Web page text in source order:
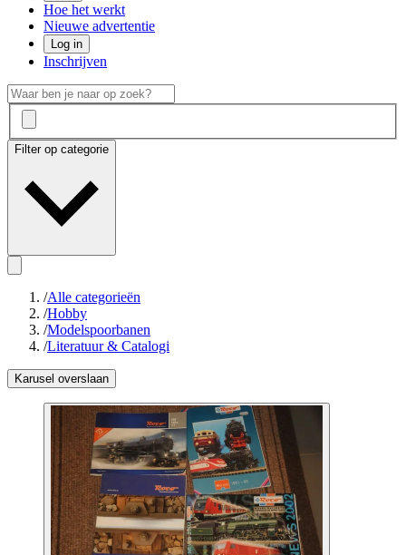
Hoe het werkt
Nieuwe advertentie
Log in
Inschrijven
Filter op categorie
/Alle categorieën
/Hobby
/Modelspoorbanen
/Literatuur & Catalogi
Karusel overslaan